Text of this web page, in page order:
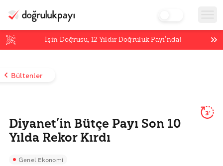
İşin Doğrusu,12 Yıldır Doğruluk Payı’nda!
Bültenler
Diyanet’in Bütçe Payı Son 10
Yılda Rekor Kırdı
3'
Genel Ekonomi